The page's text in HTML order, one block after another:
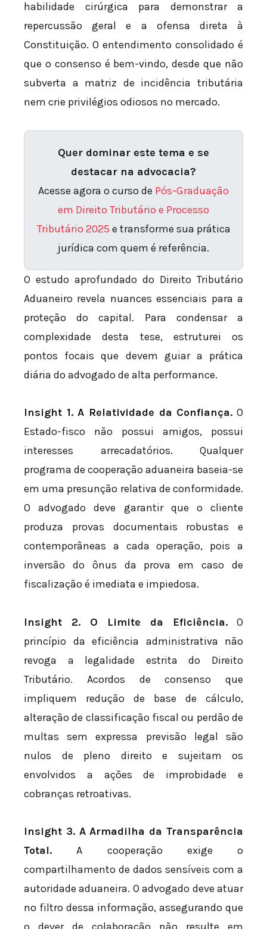
habilidade cirúrgica para demonstrar a
repercussão geral e a ofensa direta à
Constituição. O entendimento consolidado é
que o consenso é bem-vindo, desde que não
subverta a matriz de incidência tributária
nem crie privilégios odiosos no mercado.
Quer dominar este tema e se
destacar na advocacia?
Acesse agora o curso de Pós-Graduação
em Direito Tributário e Processo
Tributário 2025 e transforme sua prática
jurídica com quem é referência.
O estudo aprofundado do Direito Tributário
Aduaneiro revela nuances essenciais para a
proteção do capital. Para condensar a
complexidade desta tese, estruturei os
pontos focais que devem guiar a prática
diária do advogado de alta performance.
Insight 1. A Relatividade da Confiança. O
Estado-fisco não possui amigos, possui
interesses arrecadatórios. Qualquer
programa de cooperação aduaneira baseia-se
em uma presunção relativa de conformidade.
O advogado deve garantir que o cliente
produza provas documentais robustas e
contemporâneas a cada operação, pois a
inversão do ônus da prova em caso de
fiscalização é imediata e impiedosa.
Insight 2. O Limite da Eficiência. O
princípio da eficiência administrativa não
revoga a legalidade estrita do Direito
Tributário. Acordos de consenso que
impliquem redução de base de cálculo,
alteração de classificação fiscal ou perdão de
multas sem expressa previsão legal são
nulos de pleno direito e sujeitam os
envolvidos a ações de improbidade e
cobranças retroativas.
Insight 3. A Armadilha da Transparência
Total. A cooperação exige o
compartilhamento de dados sensíveis com a
autoridade aduaneira. O advogado deve atuar
no filtro dessa informação, assegurando que